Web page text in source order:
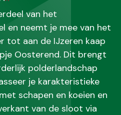
van het
en neemt je mee van het
tot aan de IJzeren kaap
Oosterend. Dit brengt
polderlandschap
je karakteristieke
schapen en koeien en
van de sloot via